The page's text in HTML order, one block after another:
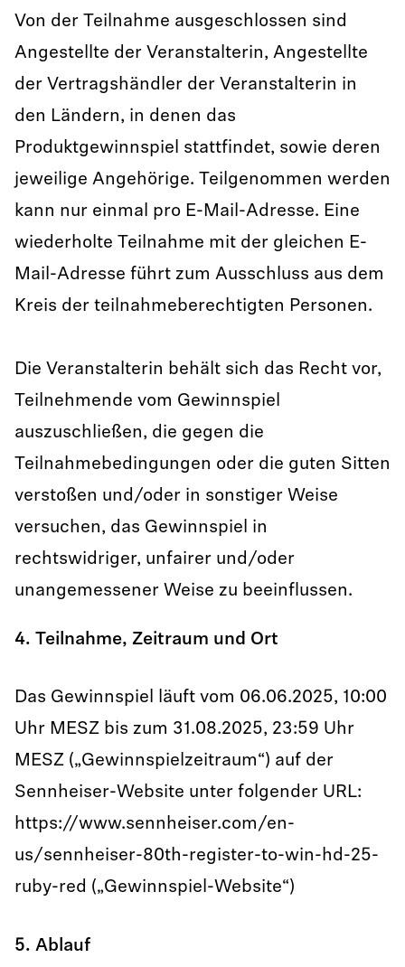
Von der Teilnahme ausgeschlossen sind
Angestellte der Veranstalterin, Angestellte
der Vertragshändler der Veranstalterin in
den Ländern, in denen das
Produktgewinnspiel stattfindet, sowie deren
jeweilige Angehörige. Teilgenommen werden
kann nur einmal pro E-Mail-Adresse. Eine
wiederholte Teilnahme mit der gleichen E-
Mail-Adresse führt zum Ausschluss aus dem
Kreis der teilnahmeberechtigten Personen.
Die Veranstalterin behält sich das Recht vor,
Teilnehmende vom Gewinnspiel
auszuschließen, die gegen die
Teilnahmebedingungen oder die guten Sitten
verstoßen und/oder in sonstiger Weise
versuchen, das Gewinnspiel in
rechtswidriger, unfairer und/oder
unangemessener Weise zu beeinflussen.
4. Teilnahme, Zeitraum und Ort
Das Gewinnspiel läuft vom 06.06.2025, 10:00
Uhr MESZ bis zum 31.08.2025, 23:59 Uhr
MESZ („Gewinnspielzeitraum“) auf der
Sennheiser-Website unter folgender URL:
https://www.sennheiser.com/en-
us/sennheiser-80th-register-to-win-hd-25-
ruby-red („Gewinnspiel-Website“)
5. Ablauf